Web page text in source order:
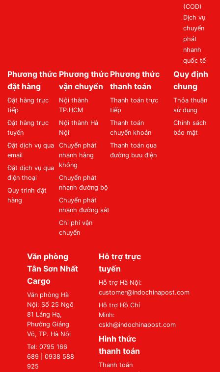
(COD)
Dịch vụ
chuyển
phát
nhanh
quốc tế
Phương thức
đặt hàng
Đặt hàng trực
tiếp
Đặt hàng trực
tuyến
Đặt dịch vụ qua
email
Đặt dịch vụ qua
điện thoại
Quy trình đặt
hàng
Phương thức
vận chuyển
Nội thành
TP.HCM
Nội thành Hà
Nội
Chuyển phát
nhanh hàng
không
Chuyển phát
nhanh đường bộ
Chuyển phát
nhanh đường sắt
Chi phí vận
chuyển
Phương thức
thanh toán
Thanh toán trực
tiếp
Thanh toán
chuyển khoản
Thanh toán qua
đường bưu điện
Quy định
chung
Thỏa thuận
sử dụng
Chính sách
bảo mật
Văn phòng
Tân Sơn Nhất
Cargo
Văn phòng Hà
Nội: Số 25 Ngõ
81 Láng Hạ,
Phường Giảng
Võ, TP. Hà Nội
Tel: 0795 166
689 | 0938 588
925
Hỗ trợ trực
tuyến
Hỗ trợ Hà Nội:
customer@indochinapost.com
Hỗ trợ Hồ Chí
Minh:
cskh@indochinapost.com
Hình thức
thanh toán
Thanh toán